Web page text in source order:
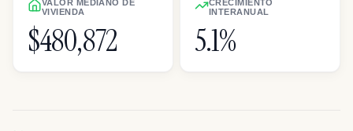
VALOR MEDIANO DE
VIVIENDA
$480,872
CRECIMIENTO
INTERANUAL
5.1%